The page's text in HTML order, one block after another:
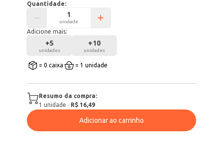
Quantidade:
unidade
Adicione mais:
+5
unidades
+10
unidades
= 0 caixa = 1 unidade
Resumo da compra:
1 unidade · R$ 16,49
Adicionar ao carrinho